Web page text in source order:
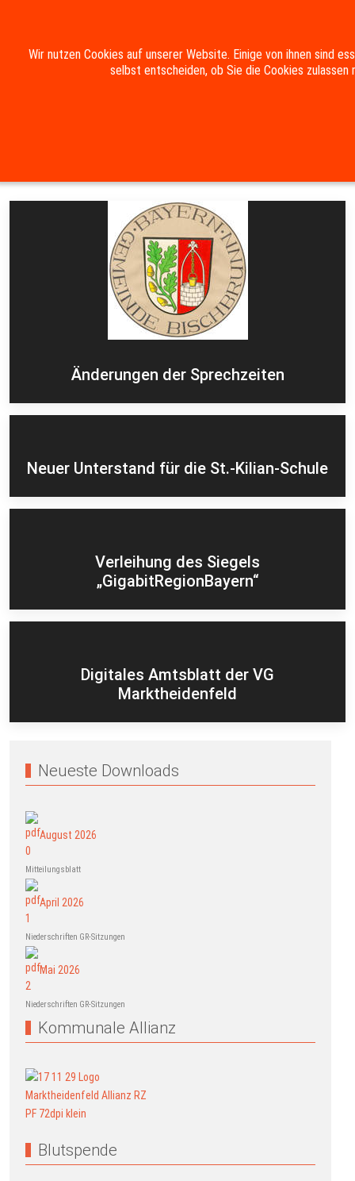
Änderungen der Sprechzeiten
Neuer Unterstand für die St.-Kilian-Schule
Verleihung des Siegels
„GigabitRegionBayern“
Digitales Amtsblatt der VG
Marktheidenfeld
Neueste Downloads
August 2026
Mitteilungsblatt
April 2026
Niederschriften GR-Sitzungen
Mai 2026
Niederschriften GR-Sitzungen
Kommunale Allianz
Blutspende
Wir nutzen Cookies auf unserer Website. Einige von ihnen sind
selbst entscheiden, ob Sie die Cookies